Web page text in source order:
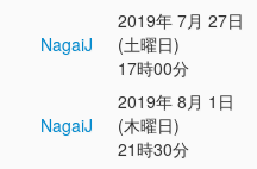
NagaiJ
2019年 7月 27日
(土曜日)
17時00分
NagaiJ
2019年 8月 1日
(木曜日)
21時30分